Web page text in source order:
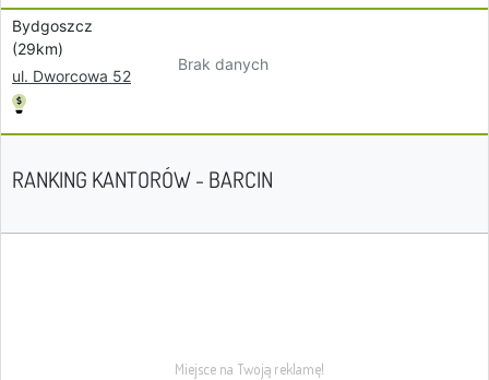
Bydgoszcz
(29km)
ul. Dworcowa 52
Brak danych
RANKING KANTORÓW - BARCIN